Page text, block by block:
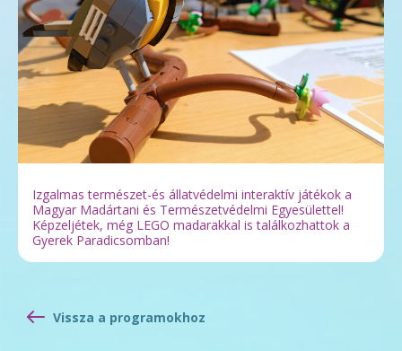
Izgalmas természet-és állatvédelmi interaktív játékok a
Magyar Madártani és Természetvédelmi Egyesülettel!
Képzeljétek, még LEGO madarakkal is találkozhattok a
Gyerek Paradicsomban!
Vissza a programokhoz